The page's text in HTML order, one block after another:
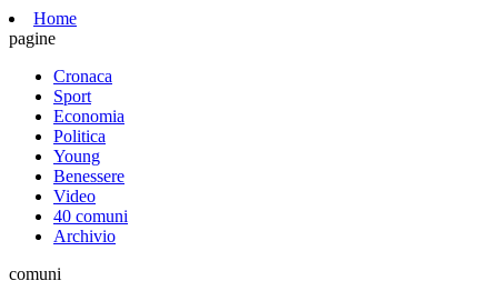
Home
pagine
Cronaca
Sport
Economia
Politica
Young
Benessere
Video
40 comuni
Archivio
comuni